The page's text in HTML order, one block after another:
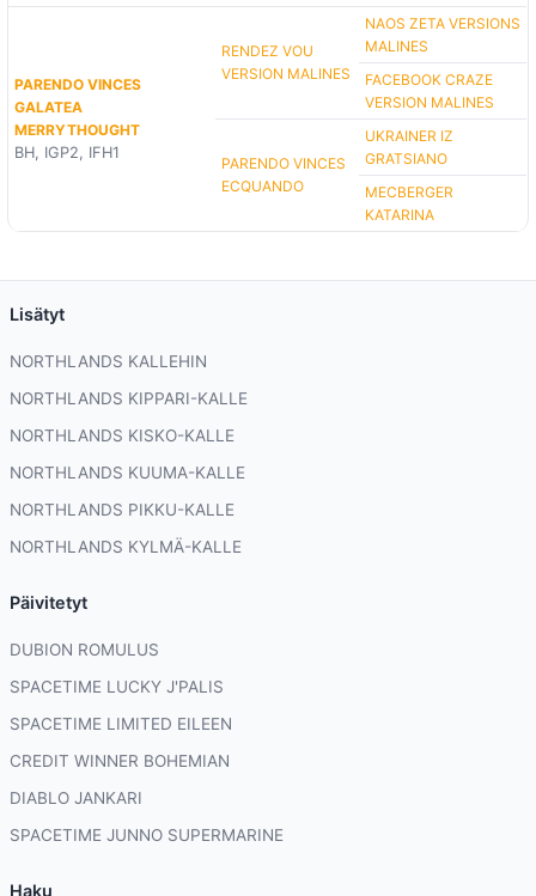
PARENDO VINCES
GALATEA
MERRYTHOUGHT
BH, IGP2, IFH1
RENDEZ VOU
VERSION MALINES
NAOS ZETA VERSIONS
MALINES
FACEBOOK CRAZE
VERSION MALINES
PARENDO VINCES
ECQUANDO
UKRAINER IZ
GRATSIANO
MECBERGER
KATARINA
Lisätyt
NORTHLANDS KALLEHIN
NORTHLANDS KIPPARI-KALLE
NORTHLANDS KISKO-KALLE
NORTHLANDS KUUMA-KALLE
NORTHLANDS PIKKU-KALLE
NORTHLANDS KYLMÄ-KALLE
Päivitetyt
DUBION ROMULUS
SPACETIME LUCKY J'PALIS
SPACETIME LIMITED EILEEN
CREDIT WINNER BOHEMIAN
DIABLO JANKARI
SPACETIME JUNNO SUPERMARINE
Haku